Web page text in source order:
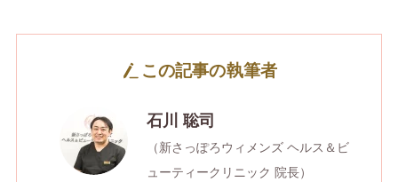
この記事の執筆者
石川 聡司
（新さっぽろウィメンズ ヘルス＆ビ
ューティークリニック 院長）